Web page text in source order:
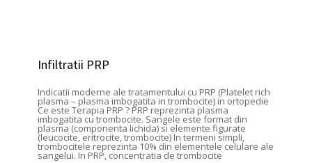
Infiltratii PRP
Indicatii moderne ale tratamentului cu PRP (Platelet rich
plasma – plasma imbogatita in trombocite) in ortopedie
Ce este Terapia PRP ? PRP reprezinta plasma
imbogatita cu trombocite. Sangele este format din
plasma (componenta lichida) si elemente figurate
(leucocite, eritrocite, trombocite) In termeni simpli,
trombocitele reprezinta 10% din elementele celulare ale
sangelui. In PRP, concentratia de trombocite